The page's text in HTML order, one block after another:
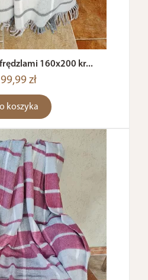
frędzlami 160x200 kr...
zł
koszyka